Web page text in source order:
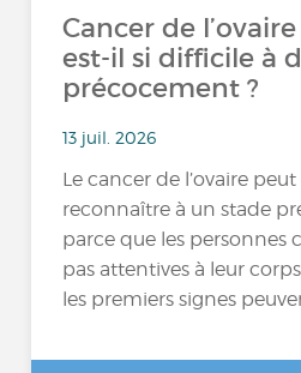
Cancer de
est-il si difficile à
précocement ?
13 juil. 2026
Le cancer de l’ovaire
reconnaître à un stade
parce que les personnes
pas attentives à leur
les premiers signes